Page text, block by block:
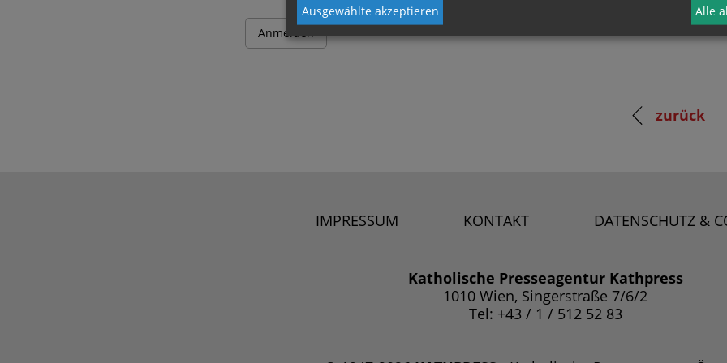
zurück
IMPRESSUM KONTAKT DATENSCHUTZ &
Katholische Presseagentur Kathpress
1010 Wien, Singerstraße 7/6/2
Tel: +43 / 1 / 512 52 83
Ausgewählte akzeptieren Alle